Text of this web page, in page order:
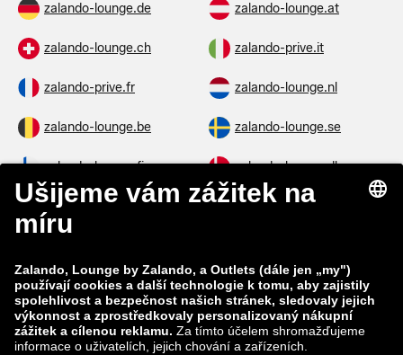
zalando-lounge.de zalando-lounge.at
zalando-lounge.ch zalando-prive.it
zalando-prive.fr zalando-lounge.nl
zalando-lounge.be zalando-lounge.se
zalando-lounge.fi zalando-lounge.dk
zalando-lounge.co.uk zalando-lounge.pl
zalando-lounge.lt zalando-lounge.sk
zalando-lounge.ro zalando-lounge.hr